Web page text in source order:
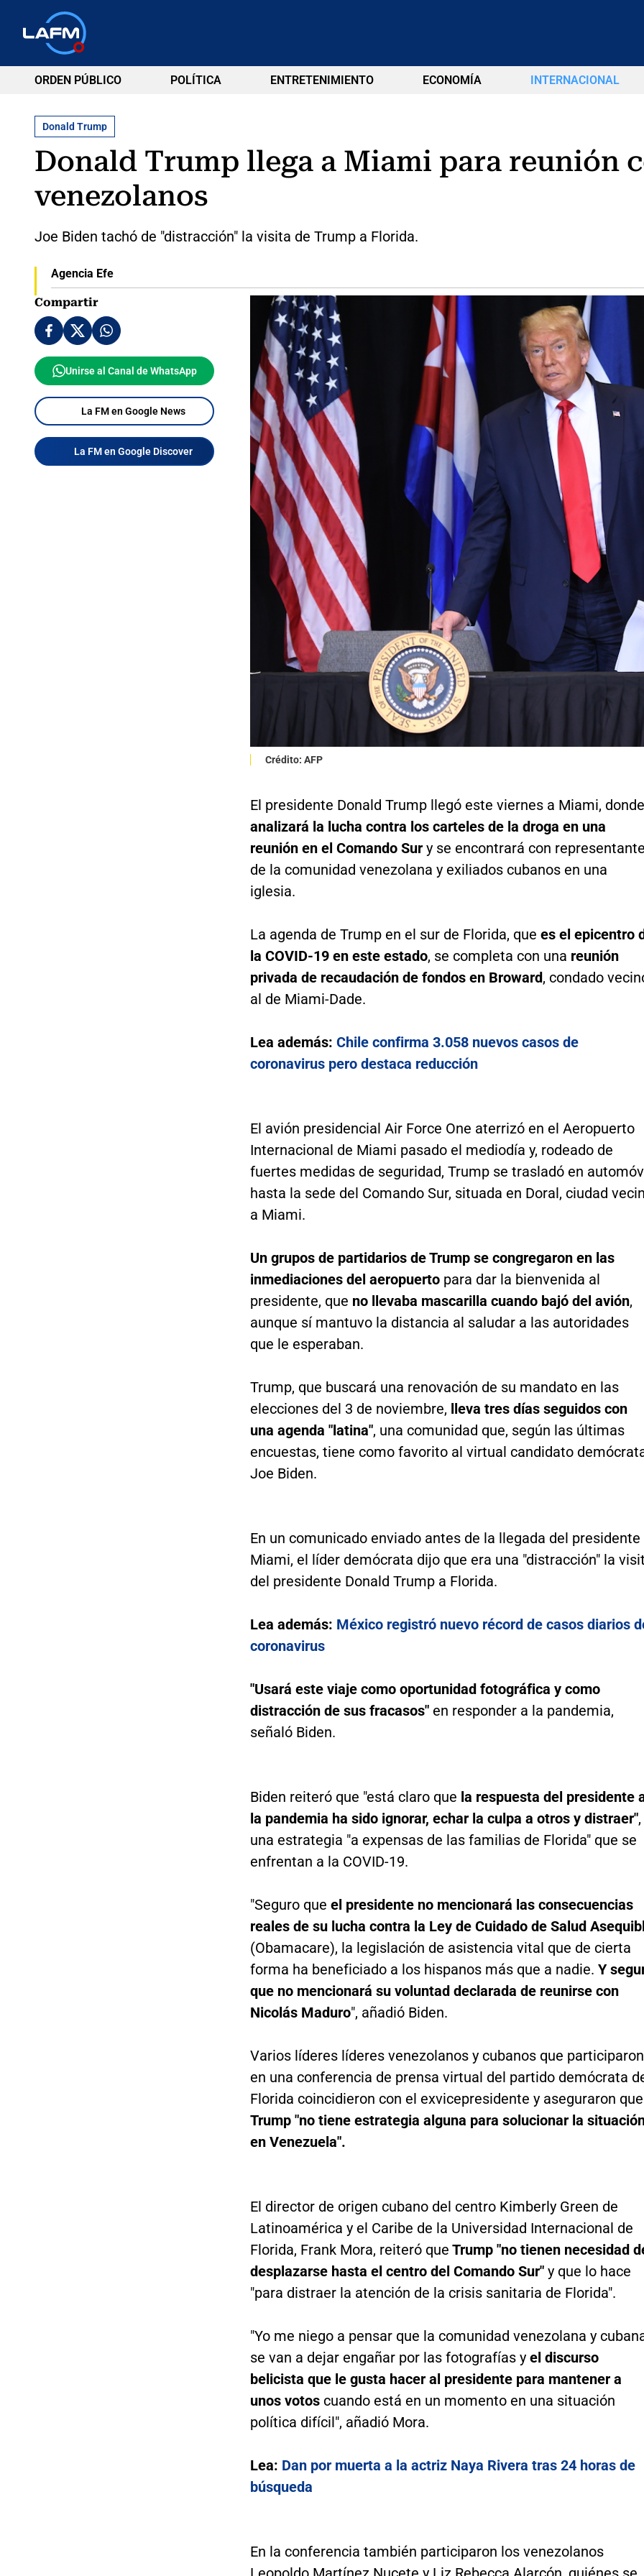
ORDEN PÚBLICO POLÍTICA ENTRETENIMIENTO ECONOMÍA INTERNACIONAL
Donald Trump
Donald Trump llega a Miami para reunión
venezolanos
Joe Biden tachó de "distracción" la visita de Trump a Florida.
Agencia Efe
Compartir
Unirse al Canal de WhatsApp
La FM en Google News
La FM en Google Discover
Crédito: AFP
El presidente Donald Trump llegó este viernes a Miami, donde
analizará la lucha contra los carteles de la droga en una
reunión en el Comando Sury se encontrará con
de la comunidad venezolana y exiliados cubanos en una
iglesia.
La agenda de Trump en el sur de Florida, que es el epicentro
la COVID-19 en este estado, se completa con una reunión
privada de recaudación de fondos en Broward, condado
al de Miami-Dade.
Lea además: Chile confirma 3.058 nuevos casos de
coronavirus pero destaca reducción
El avión presidencial Air Force One aterrizó en el Aeropuerto
Internacional de Miami pasado el mediodía y, rodeado de
fuertes medidas de seguridad, Trump se trasladó en
hasta la sede del Comando Sur, situada en Doral, ciudad
a Miami.
Un grupos de partidarios de Trump se congregaron en las
inmediaciones del aeropuerto para dar la bienvenida al
presidente, que no llevaba mascarilla cuando bajó del avión,
aunque sí mantuvo la distancia al saludar a las autoridades
que le esperaban.
Trump, que buscará una renovación de su mandato en las
elecciones del 3 de noviembre, lleva tres días seguidos con
una agenda "latina", una comunidad que, según las últimas
encuestas, tiene como favorito al virtual candidato
Joe Biden.
En un comunicado enviado antes de la llegada del presidente
Miami, el líder demócrata dijo que era una "distracción" la
del presidente Donald Trump a Florida.
Lea además: México registró nuevo récord de casos diarios
coronavirus
"Usará este viaje como oportunidad fotográfica y como
distracción de sus fracasos" en responder a la pandemia,
señaló Biden.
Biden reiteró que "está claro que la respuesta del presidente
la pandemia ha sido ignorar, echar la culpa a otros y distraer",
una estrategia "a expensas de las familias de Florida" que se
enfrentan a la COVID-19.
"Seguro que el presidente no mencionará las consecuencias
reales de su lucha contra la Ley de Cuidado de Salud
(Obamacare), la legislación de asistencia vital que de cierta
forma ha beneficiado a los hispanos más que a nadie. Y
que no mencionará su voluntad declarada de reunirse con
Nicolás Maduro", añadió Biden.
Varios líderes líderes venezolanos y cubanos que participaron
en una conferencia de prensa virtual del partido demócrata
Florida coincidieron con el exvicepresidente y aseguraron que
Trump "no tiene estrategia alguna para solucionar la
en Venezuela".
El director de origen cubano del centro Kimberly Green de
Latinoamérica y el Caribe de la Universidad Internacional de
Florida, Frank Mora, reiteró que Trump "no tienen necesidad
desplazarse hasta el centro del Comando Sur"y que lo hace
"para distraer la atención de la crisis sanitaria de Florida".
"Yo me niego a pensar que la comunidad venezolana y
se van a dejar engañar por las fotografías yel discurso
belicista que le gusta hacer al presidente para mantener a
unos votoscuando está en un momento en una situación
política difícil", añadió Mora.
Lea: Dan por muerta a la actriz Naya Rivera tras 24 horas de
búsqueda
En la conferencia también participaron los venezolanos